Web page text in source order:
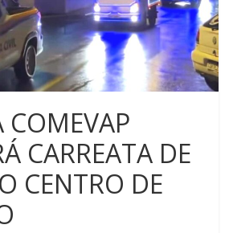
COMEVAP
CARREATA DE
CENTRO DE